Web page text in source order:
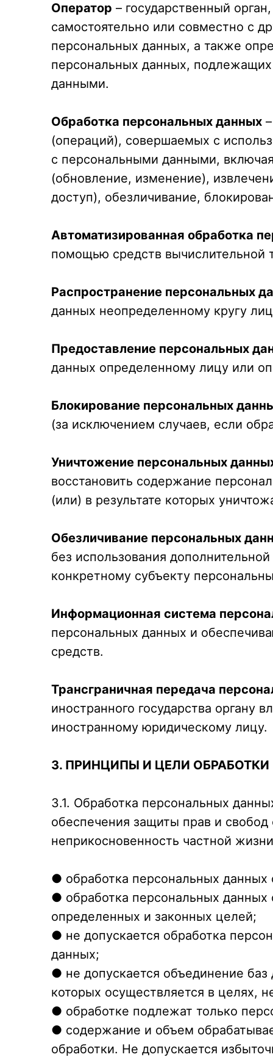
Оператор – государственный
самостоятельно или совместно с
персональных данных, а также
персональных данных,
данными.
Обработка персональных данных
(операций), совершаемых с
с персональными данными,
(обновление, изменение),
доступ), обезличивание,
Автоматизированная обработка
помощью средств вычислительной
Распространение персональных
данных неопределенному кругу
Предоставление персональных
данных определенному лицу или
Блокирование персональных
(за исключением случаев, если
Уничтожение персональных
восстановить содержание
(или) в результате которых
Обезличивание персональных
без использования
конкретному субъекту
Информационная система
персональных данных и
средств.
Трансграничная передача
иностранного государства органу
иностранному юридическому лицу.
3. ПРИНЦИПЫ И ЦЕЛИ
3.1. Обработка персональных
обеспечения защиты прав и
неприкосновенность частной
● обработка персональных данных
● обработка персональных данных
определенных и законных целей;
● не допускается обработка
данных;
● не допускается объединение
которых осуществляется в целях,
● обработке подлежат только
● содержание и объем
обработки. Не допускается